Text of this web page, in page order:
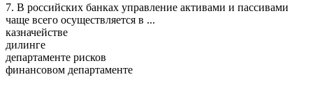
7. В российских банках управление активами и пассивами
чаще всего осуществляется в ...
казначействе
дилинге
департаменте рисков
финансовом департаменте